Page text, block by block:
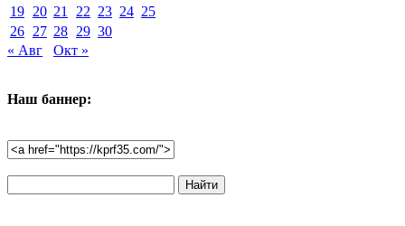
19 20 21 22 23 24 25
26 27 28 29 30
« Авг
Окт »
Наш баннер:
по